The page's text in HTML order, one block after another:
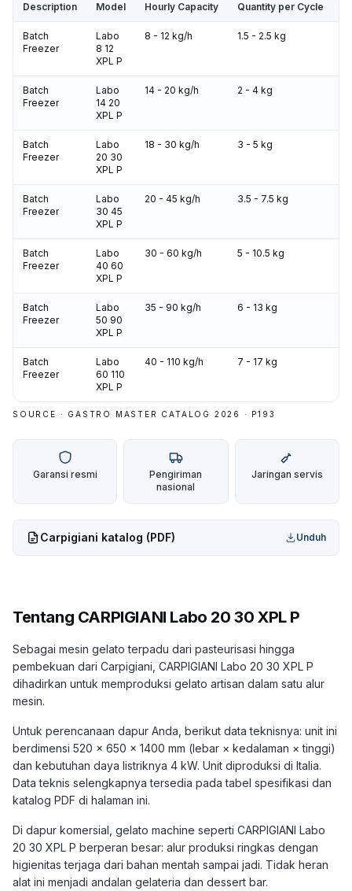
Description Model Hourly Capacity Quantity per Cycle
Batch
Freezer
Labo
8 12
XPL P
8 - 12 kg/h 1.5 - 2.5 kg
Batch
Freezer
Labo
14 20
XPL P
14 - 20 kg/h 2 - 4 kg
Batch
Freezer
Labo
20 30
XPL P
18 - 30 kg/h 3 - 5 kg
Batch
Freezer
Labo
30 45
XPL P
20 - 45 kg/h 3.5 - 7.5 kg
Batch
Freezer
Labo
40 60
XPL P
30 - 60 kg/h 5 - 10.5 kg
Batch
Freezer
Labo
50 90
XPL P
35 - 90 kg/h 6 - 13 kg
Batch
Freezer
Labo
60 110
XPL P
40 - 110 kg/h 7 - 17 kg
SOURCE · GASTRO MASTER CATALOG 2026 · P193
Garansi resmi
Pengiriman
nasional
Jaringan servis
Carpigiani katalog (PDF) Unduh
Tentang CARPIGIANI Labo 20 30 XPL P
Sebagai mesin gelato terpadu dari pasteurisasi hingga
pembekuan dari Carpigiani, CARPIGIANI Labo 20 30 XPL P
dihadirkan untuk memproduksi gelato artisan dalam satu alur
mesin.
Untuk perencanaan dapur Anda, berikut data teknisnya: unit ini
berdimensi 520 × 650 × 1400 mm (lebar × kedalaman × tinggi)
dan kebutuhan daya listriknya 4 kW. Unit diproduksi di Italia.
Data teknis selengkapnya tersedia pada tabel spesifikasi dan
katalog PDF di halaman ini.
Di dapur komersial, gelato machine seperti CARPIGIANI Labo
20 30 XPL P berperan besar: alur produksi ringkas dengan
higienitas terjaga dari bahan mentah sampai jadi. Tidak heran
alat ini menjadi andalan gelateria dan dessert bar.